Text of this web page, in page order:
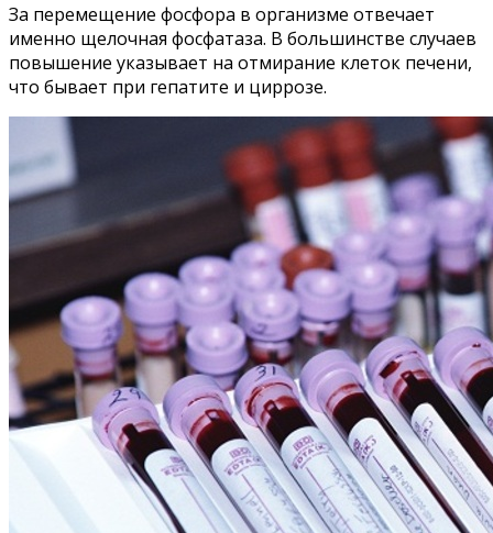
За перемещение фосфора в организме отвечает
именно щелочная фосфатаза. В большинстве случаев
повышение указывает на отмирание клеток печени,
что бывает при гепатите и циррозе.